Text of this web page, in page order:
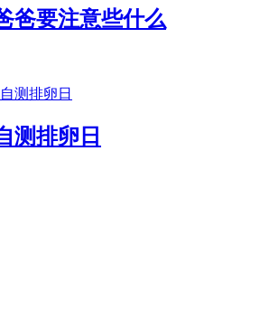
爸要注意些什么
测排卵日